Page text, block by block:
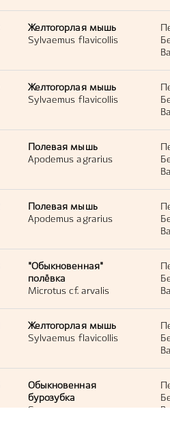
Желтогорлая мышь
Sylvaemus flavicollis
Желтогорлая мышь
Sylvaemus flavicollis
Полевая мышь
Apodemus agrarius
Полевая мышь
Apodemus agrarius
"Обыкновенная"
полёвка
Microtus cf. arvalis
Желтогорлая мышь
Sylvaemus flavicollis
Обыкновенная
бурозубка
Sorex araneus